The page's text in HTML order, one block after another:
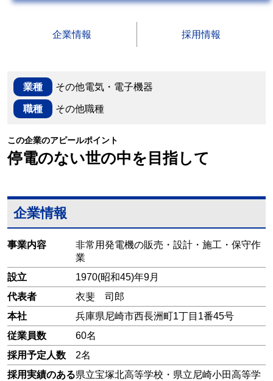
企業情報 採用情報
業種 その他電気・電子機器
職種 その他職種
この企業のアピールポイント
停電のない世の中を目指して
企業情報
事業内容
非常用発電機の販売・設計・施工・保守作
業
設立
1970(昭和45)年9月
代表者
衣斐 司郎
本社
兵庫県尼崎市西長洲町1丁目1番45号
従業員数
60名
採用予定人数
2名
採用実績のある県立宝塚北高等学校・県立尼崎小田高等学